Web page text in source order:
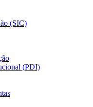
(SIC)
(PDI)